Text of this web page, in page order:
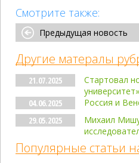
Смотрите также:
Предыдущая новость
Другие матералы
21.07.2025
Стартовал
университет»
04.06.2025
Россия и
29.05.2025
Михаил
Популярные статьи